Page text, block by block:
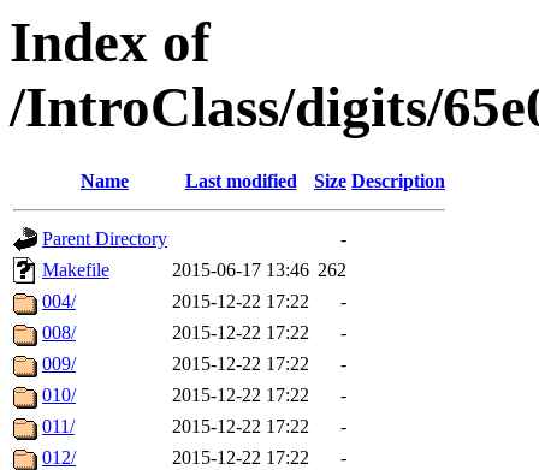
Index of
/IntroClass/digits/
Name Last modified Size Description
Parent Directory
-
Makefile
2015-06-17 13:46 262
004/
2015-12-22 17:22
-
008/
2015-12-22 17:22
-
009/
2015-12-22 17:22
-
010/
2015-12-22 17:22
-
011/
2015-12-22 17:22
-
012/
2015-12-22 17:22
-